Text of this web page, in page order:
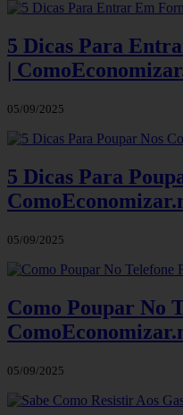
5 Dicas Para
|
05/09/2025
5 Dicas Para
05/09/2025
Como Poupar No
05/09/2025